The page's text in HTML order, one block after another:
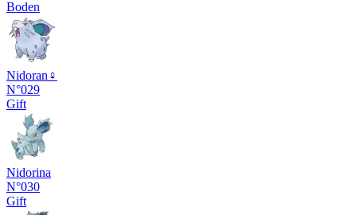
Boden
Nidoran♀
N°029
Gift
Nidorina
N°030
Gift